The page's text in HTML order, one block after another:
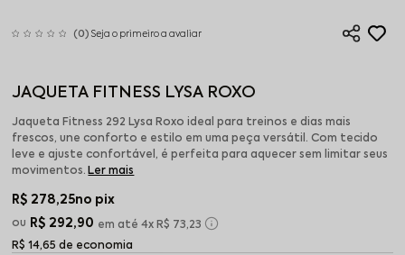
(0) Seja o primeiro a avaliar
JAQUETA FITNESS LYSA ROXO
Jaqueta Fitness 292 Lysa Roxo ideal para treinos e dias mais
frescos, une conforto e estilo em uma peça versátil. Com tecido
leve e ajuste confortável, é perfeita para aquecer sem limitar seus
movimentos. Ler mais
R$ 278,25no pix
R$ 292,90
4x R$ 73,23
R$ 14,65 de economia